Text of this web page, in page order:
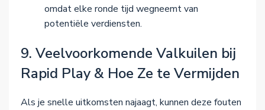
omdat elke ronde tijd wegneemt van
potentiële verdiensten.
9. Veelvoorkomende Valkuilen bij
Rapid Play & Hoe Ze te Vermijden
Als je snelle uitkomsten najaagt, kunnen deze fouten